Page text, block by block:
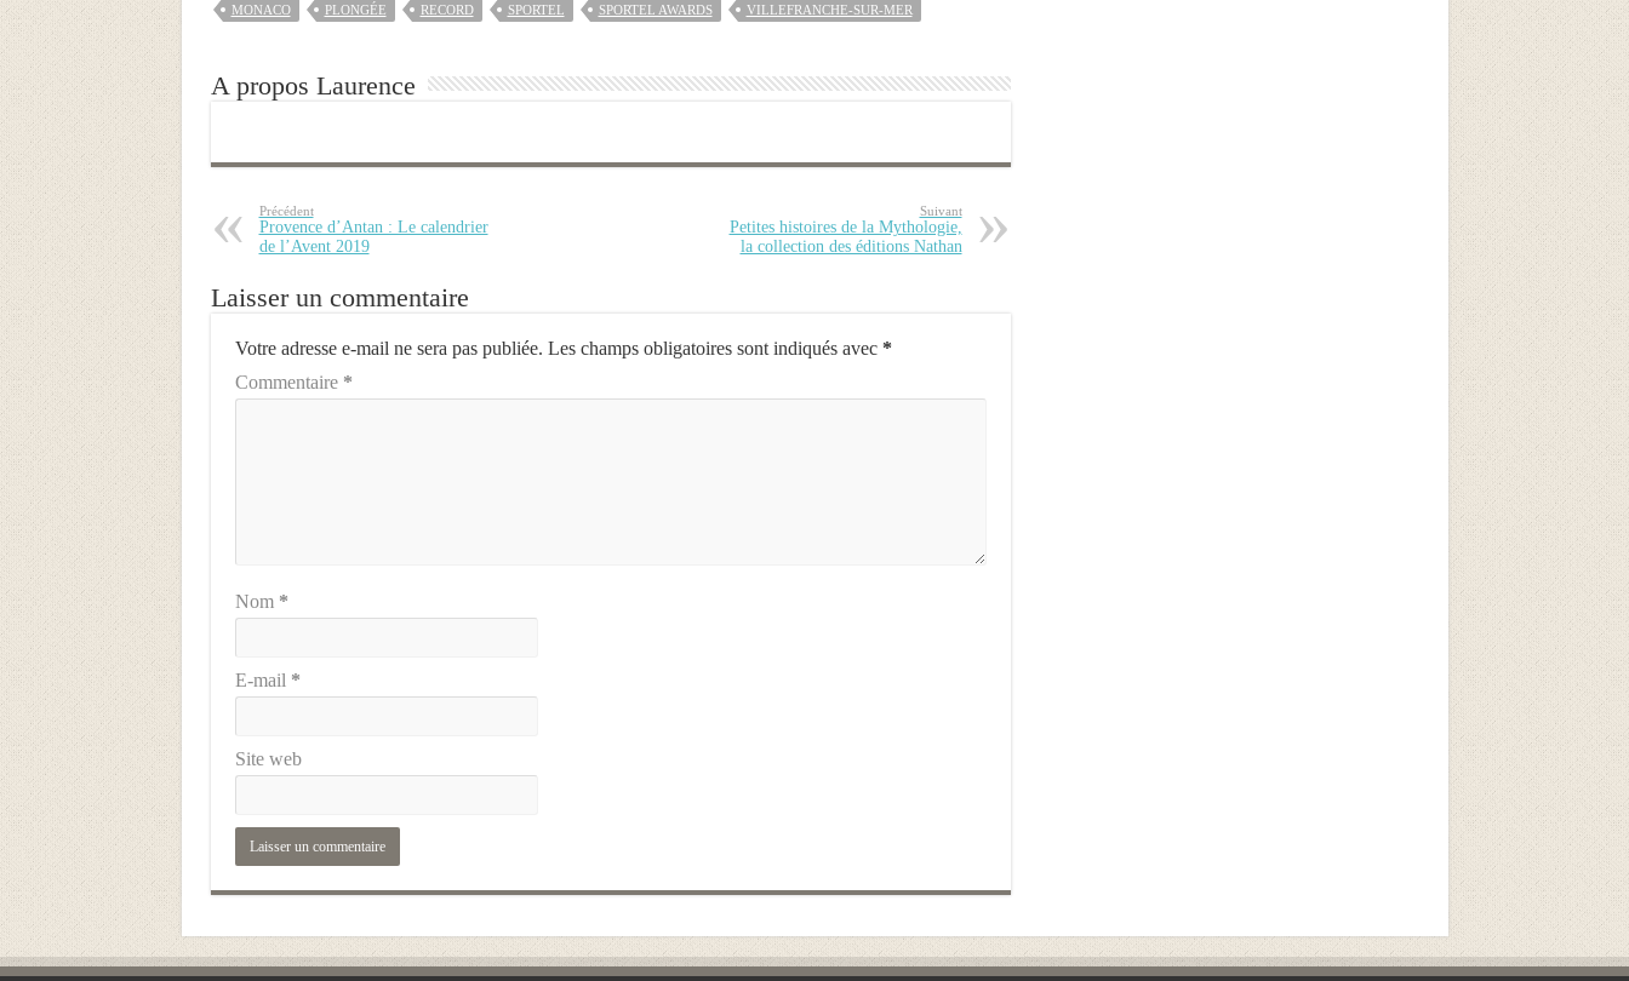
MONACO
PLONGÉE RECORD SPORTEL SPORTEL AWARDS VILLEFRANCHE-SUR-MER
A propos Laurence
Précédent
Provence d’Antan : Le calendrier
de l’Avent 2019
Suivant
Petites histoires de la Mythologie,
la collection des éditions Nathan
Laisser un commentaire
Votre adresse e-mail ne sera pas publiée. Les champs obligatoires sont indiqués avec *
Commentaire *
Nom *
E-mail *
Site web